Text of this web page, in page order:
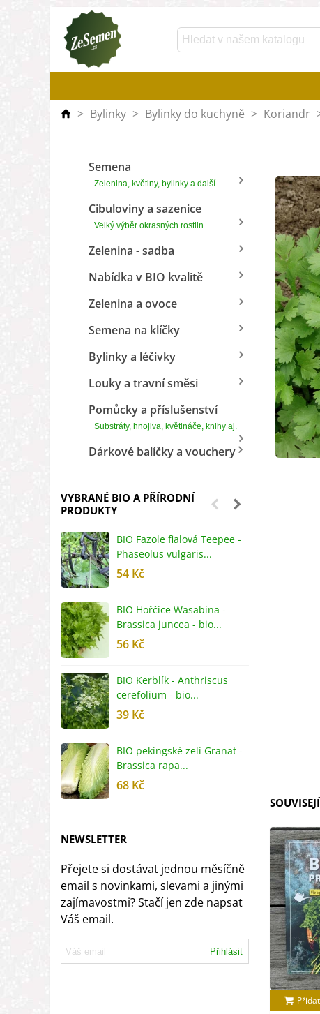
> Bylinky > Bylinky do kuchyně > Koriandr
Semena
Zelenina, květiny, bylinky a další
Cibuloviny a sazenice
Velký výběr okrasných rostlin
Zelenina - sadba
Nabídka v BIO kvalitě
Zelenina a ovoce
Semena na klíčky
Bylinky a léčivky
Louky a travní směsi
Pomůcky a příslušenství
Substráty, hnojiva, květináče, knihy aj.
Dárkové balíčky a vouchery
VYBRANÉ BIO A PŘÍRODNÍ
PRODUKTY
BIO Fazole fialová Teepee -
Phaseolus vulgaris...
54 Kč
BIO Hořčice Wasabina -
Brassica juncea - bio...
56 Kč
BIO Kerblík - Anthriscus
cerefolium - bio...
39 Kč
BIO pekingské zelí Granat -
Brassica rapa...
68 Kč
NEWSLETTER
Přejete si dostávat jednou měsíčně
email s novinkami, slevami a jinými
zajímavostmi? Stačí jen zde napsat
Váš email.
Přihlásit